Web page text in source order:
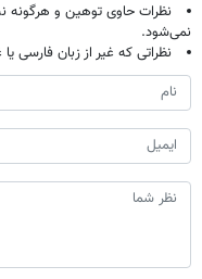
نظرات حاوی توهین و
نمی‌شود.
نظراتی که غیر از زبان فارسی